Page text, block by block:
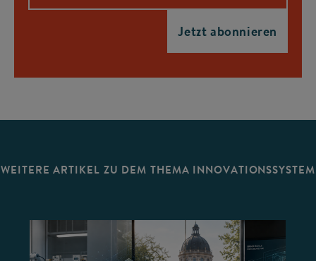
WEITERE ARTIKEL ZU DEM THEMA INNOVATIONSSYSTEM